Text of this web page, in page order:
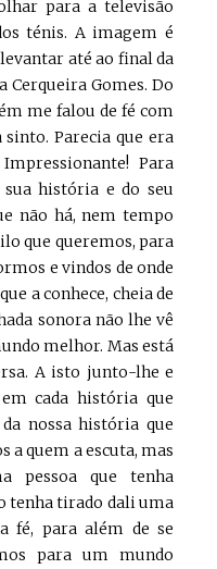
para a televisão
ténis. A imagem é
até ao final da
Cerqueira Gomes. Do
me falou de fé com
Parecia que era
Para
história e do seu
não há, nem tempo
que queremos, para
e vindos de onde
a conhece, cheia de
sonora não lhe vê
melhor. Mas está
A isto junto-lhe e
cada história que
nossa história que
a quem a escuta, mas
pessoa que tenha
tenha tirado dali uma
fé, para além de se
para um mundo